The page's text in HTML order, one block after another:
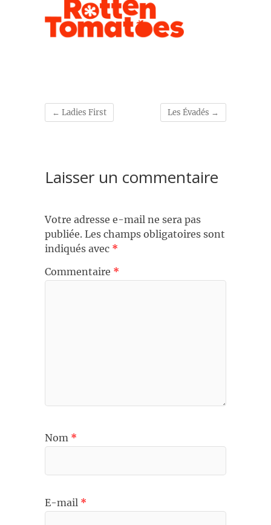
← Ladies First Les Évadés →
Laisser un commentaire
Votre adresse e-mail ne sera pas
publiée. Les champs obligatoires sont
indiqués avec *
Commentaire *
Nom *
E-mail *